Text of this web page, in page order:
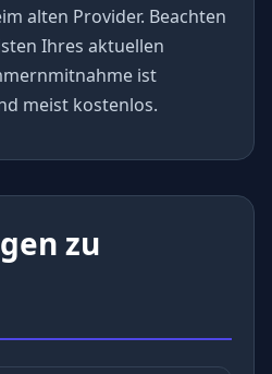
alten Provider. Beachten
Ihres aktuellen
ist
meist kostenlos.
zu